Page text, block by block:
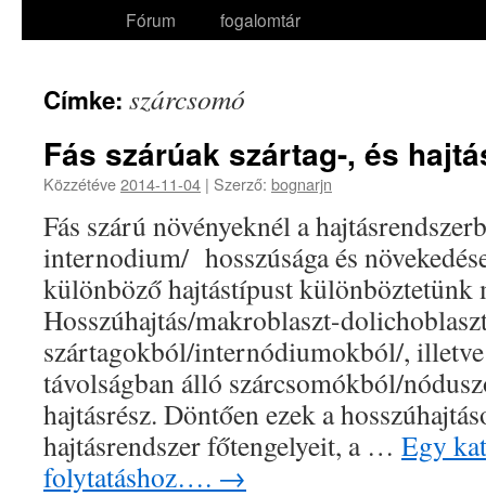
Fórum
fogalomtár
Címke: szárcsomó
Fás szárúak szártag-, és
Közzétéve2014-11-04 | Szerző: bognarjn
Fás szárú növényeknél a
internodium/ hosszúsága és
különböző hajtástípust különböztetünk
Hosszúhajtás/makroblaszt-
szártagokból/internódiumokból/,
távolságban álló szárcsomókból/
hajtásrész. Döntően ezek a
hajtásrendszer főtengelyeit, a … Egy
folytatáshoz…. →